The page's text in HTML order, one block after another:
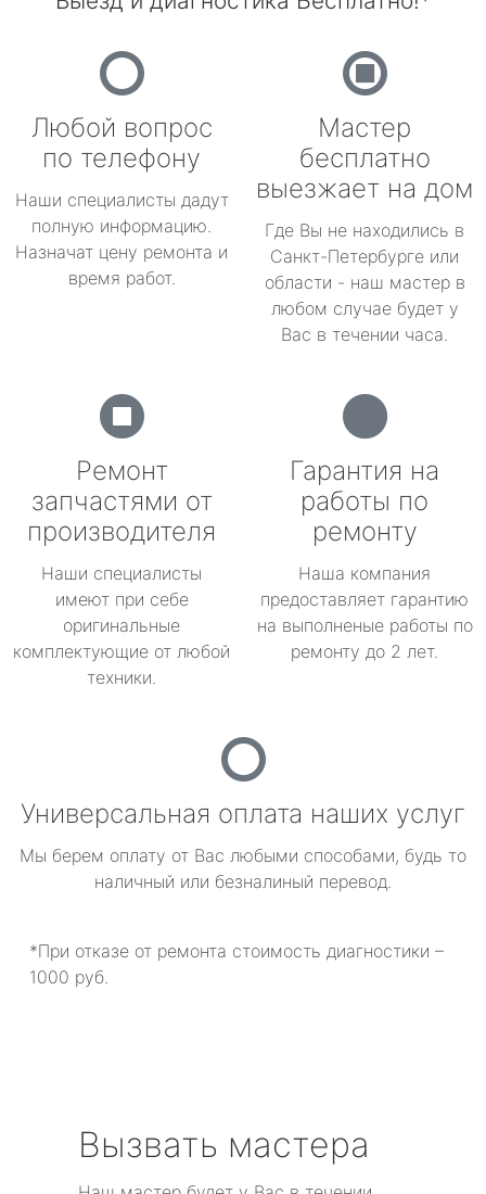
Любой вопрос
по телефону
Наши специалисты дадут
полную информацию.
Назначат цену ремонта и
время работ.
Мастер
бесплатно
выезжает на дом
Где Вы не находились в
Санкт-Петербурге или
области - наш мастер в
любом случае будет у
Вас в течении часа.
Ремонт
запчастями от
производителя
Наши специалисты
имеют при себе
оригинальные
комплектующие от любой
техники.
Гарантия на
работы по
ремонту
Наша компания
предоставляет гарантию
на выполненые работы по
ремонту до 2 лет.
Универсальная оплата наших услуг
Мы берем оплату от Вас любыми способами, будь то
наличный или безналиный перевод.
*При отказе от ремонта стоимость диагностики –
1000 руб.
Вызвать мастера